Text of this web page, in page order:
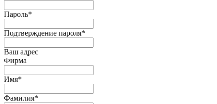
Пароль*
Подтверждение пароля*
Ваш адрес
Фирма
Имя*
Фамилия*